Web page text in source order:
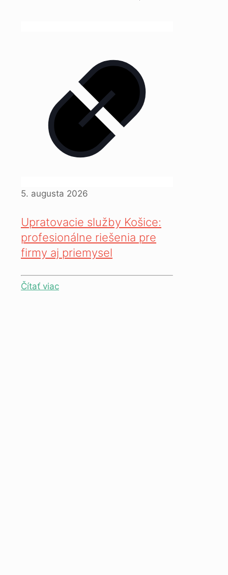
5. augusta 2026
Upratovacie služby Košice:
profesionálne riešenia pre
firmy aj priemysel
Čítať viac